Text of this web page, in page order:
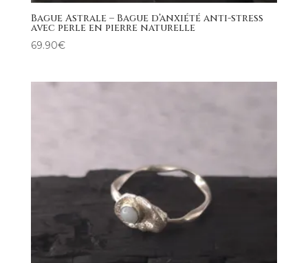
Bague Astrale – Bague d’anxiété anti-stress
avec perle en pierre naturelle
69.90€